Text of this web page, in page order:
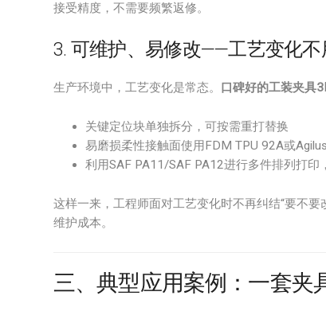
接受精度，不需要频繁返修。
3. 可维护、易修改——工艺变化不
生产环境中，工艺变化是常态。 口碑好的工装夹具
关键定位块单独拆分，可按需重打替换
易磨损柔性接触面使用FDM TPU 92A或
利用SAF PA11/SAF PA12进行多件排列打印
这样一来，工程师面对工艺变化时不再纠结“要不
维护成本。
三、典型应用案例：一套夹